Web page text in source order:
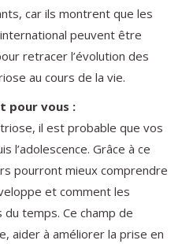
car ils montrent que les
peuvent être
retracer l’évolution des
au cours de la vie.
pour vous :
il est probable que vos
l’adolescence. Grâce à ce
pourront mieux comprendre
et comment les
temps. Ce champ de
aider à améliorer la prise en